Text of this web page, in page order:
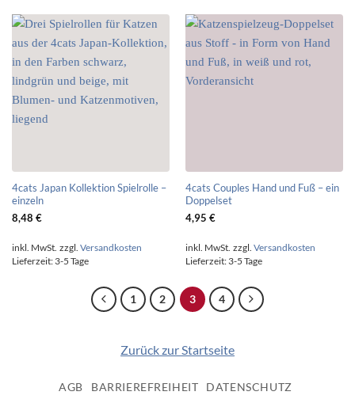
4cats Japan Kollektion Spielrolle –
einzeln
8,48 €
inkl. MwSt. zzgl. Versandkosten
Lieferzeit: 3-5 Tage
4cats Couples Hand und Fuß – ein
Doppelset
4,95 €
inkl. MwSt. zzgl. Versandkosten
Lieferzeit: 3-5 Tage
1 2 3 4
Zurück zur Startseite
AGB BARRIEREFREIHEIT
DATENSCHUTZ